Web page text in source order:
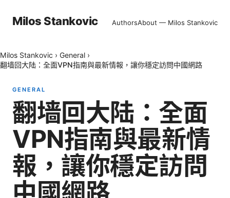
Milos Stankovic AuthorsAbout — Milos Stankovic
Milos Stankovic › General ›
翻墙回大陆：全面VPN指南與最新情報，讓你穩定訪問中國網路
GENERAL
翻墙回大陆：全面
VPN指南與最新情
報，讓你穩定訪問